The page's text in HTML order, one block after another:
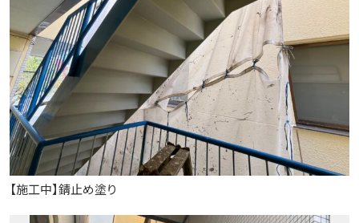
【施工中】錆止め塗り